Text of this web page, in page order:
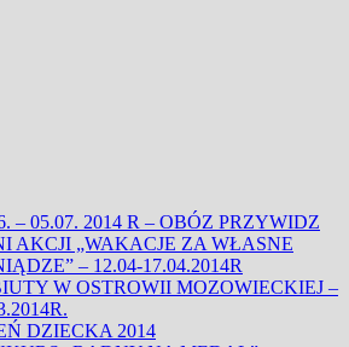
– 05.07. 2014 R – OBÓZ PRZYWIDZ
AKCJI „WAKACJE ZA WŁASNE
– 12.04-17.04.2014R
W OSTROWII MOZOWIECKIEJ –
DZIECKA 2014